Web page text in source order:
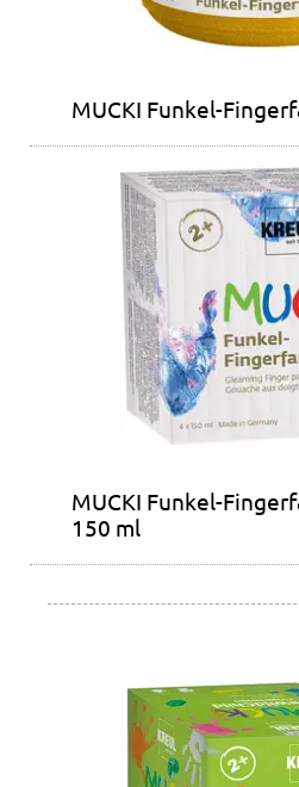
MUCKI Funkel-
MUCKI Funkel-
150 ml